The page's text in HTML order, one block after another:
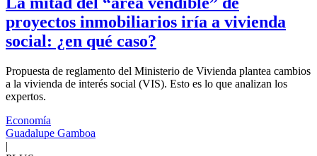
proyectos inmobiliarios iría a vivienda
social: ¿en qué caso?
Propuesta de reglamento del Ministerio de Vivienda plantea cambios
a la vivienda de interés social (VIS). Esto es lo que analizan los
expertos.
Economía
Guadalupe Gamboa
|